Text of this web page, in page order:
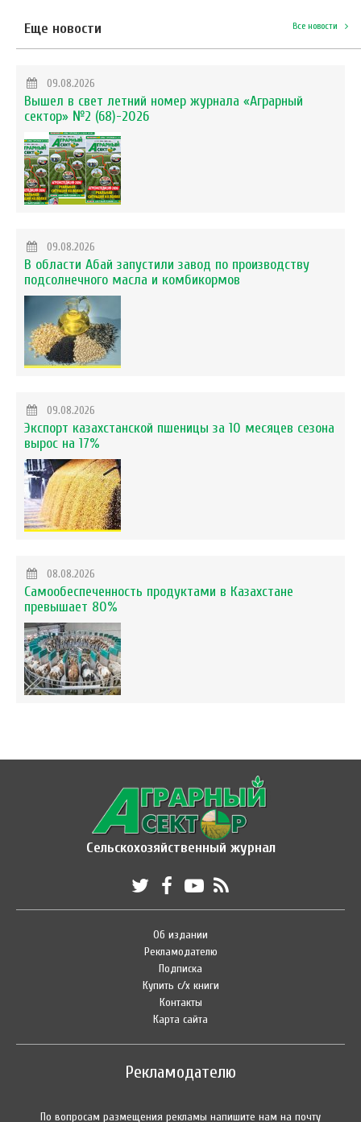
Еще новости Все новости
09.08.2026
Вышел в свет летний номер журнала «Аграрный
сектор» №2 (68)-2026
09.08.2026
В области Абай запустили завод по производству
подсолнечного масла и комбикормов
09.08.2026
Экспорт казахстанской пшеницы за 10 месяцев сезона
вырос на 17%
08.08.2026
Самообеспеченность продуктами в Казахстане
превышает 80%
Сельскохозяйственный журнал
Об издании
Рекламодателю
Подписка
Купить с/х книги
Контакты
Карта сайта
Рекламодателю
По вопросам размещения рекламы напишите нам на почту